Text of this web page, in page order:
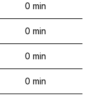
0 min
0 min
0 min
0 min